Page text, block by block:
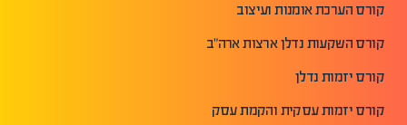
קורס הערכת אומנות ועיצוב
קורס השקעות נדלן ארצות ארה"ב
קורס יזמות נדלן
קורס יזמות עסקית והקמת עסק